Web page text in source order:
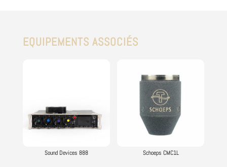
EQUIPEMENTS ASSOCIÉS
Sound Devices 888 Schoeps CMC1L